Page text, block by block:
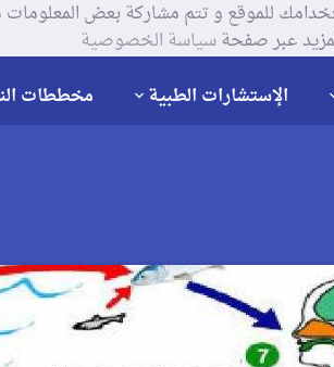
عبر صفحةسياسة الخصوصية
الإستشارات الطبية مخططات